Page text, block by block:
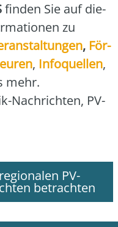
fin­den Sie auf die­
zu
, För­
, Info­quel­len,
mehr.
Nach­rich­ten, PV-
PV-
betrachten